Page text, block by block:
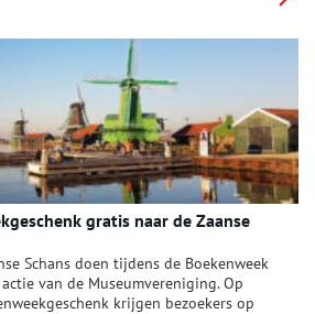
hun huis open. Koelemeijer mocht
monumentale woonhuizen een kijkje
komen hoe het is om in een molen, een
houten koopmanshuis te wonen.
er een prachtig vormgegeven boek van.
gratis naar de Zaanse
Schans doen tijdens de Boekenweek
van de Museumvereniging. Op
krijgen bezoekers op